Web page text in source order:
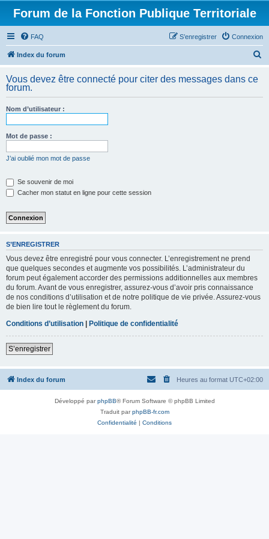
Forum de la Fonction Publique Territoriale
FAQ Connexion
S’enregistrer
Index du forum
h
Vous devez être connecté pour citer des messages dans ce
forum.
Nom d’utilisateur :
Mot de passe :
J’ai oublié mon mot de passe
Se souvenir de moi
Cacher mon statut en ligne pour cette session
S’ENREGISTRER
Vous devez être enregistré pour vous connecter. L’enregistrement ne prend
que quelques secondes et augmente vos possibilités. L’administrateur du
forum peut également accorder des permissions additionnelles aux membres
du forum. Avant de vous enregistrer, assurez-vous d’avoir pris connaissance
de nos conditions d’utilisation et de notre politique de vie privée. Assurez-vous
de bien lire tout le règlement du forum.
Conditions d’utilisation | Politique de confidentialité
S’enregistrer
Index du forum Heures au format UTC+02:00
Développé parphpBB® Forum Software © phpBB Limited
Traduit parphpBB-fr.com
Confidentialité | Conditions